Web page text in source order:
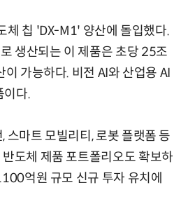
체 칩 'DX-M1' 양산에 돌입했다.
생산되는 이 제품은 초당 25조
가능하다. 비전 AI와 산업용 AI
이다.
스마트 모빌리티, 로봇 플랫폼 등
도체 제품 포트폴리오도 확보하
억원 규모 신규 투자 유치에